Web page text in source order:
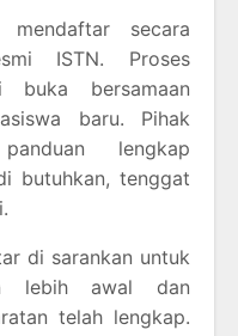
secara
ISTN. Proses
buka bersamaan
baru. Pihak
lengkap
butuhkan, tenggat
di sarankan untuk
lebih awal dan
telah lengkap.